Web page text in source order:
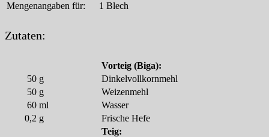
Mengenangaben für: 1 Blech
Zutaten:
Vorteig (Biga):
50 g
Dinkelvollkornmehl
50 g
Weizenmehl
60 ml
Wasser
0,2 g
Frische Hefe
Teig: